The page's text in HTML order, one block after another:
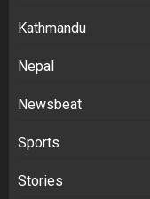
Kathmandu
Nepal
Newsbeat
Sports
Stories